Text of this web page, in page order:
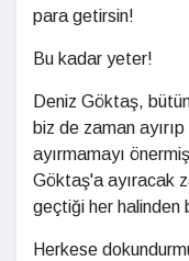
para getirsin!
Bu kadar yeter!
Deniz Göktaş,
biz de zaman
ayırmamayı
Göktaş'a ayıracak
geçtiği her halinden
Herkese